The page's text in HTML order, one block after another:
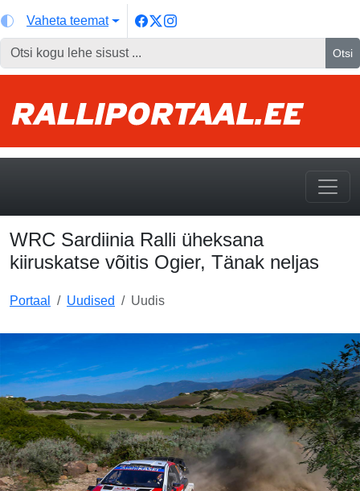
Vaheta teemat
Otsi
WRC Sardiinia Ralli üheksana
kiiruskatse võitis Ogier, Tänak neljas
Portaal Uudised Uudis